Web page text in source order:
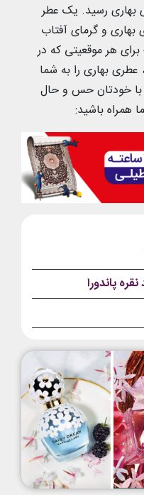
بهاری رسید. یک عطر
و گرمای آفتاب
هر موقعیتی که در
بهاری را به شما
با خودتان حس و حال
همراه باشید: